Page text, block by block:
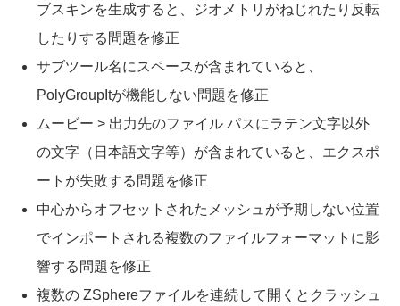
ブスキンを生成すると、ジオメトリがねじれたり反転
したりする問題を修正
サブツール名にスペースが含まれていると、
PolyGroupItが機能しない問題を修正
ムービー > 出力先のファイル パスにラテン文字以外
の文字（日本語文字等）が含まれていると、エクスポ
ートが失敗する問題を修正
中心からオフセットされたメッシュが予期しない位置
でインポートされる複数のファイルフォーマットに影
響する問題を修正
複数の ZSphereファイルを連続して開くとクラッシュ